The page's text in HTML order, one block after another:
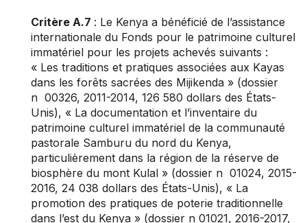
Critère A.7 : Le Kenya a bénéficié de l’assistance
internationale du Fonds pour le patrimoine culturel
immatériel pour les projets achevés suivants :
« Les traditions et pratiques associées aux Kayas
dans les forêts sacrées des Mijikenda » (dossier
n 00326, 2011-2014, 126 580 dollars des États-
Unis), « La documentation et l’inventaire du
patrimoine culturel immatériel de la communauté
pastorale Samburu du nord du Kenya,
particulièrement dans la région de la réserve de
biosphère du mont Kulal » (dossier n 01024, 2015-
2016, 24 038 dollars des États-Unis), « La
promotion des pratiques de poterie traditionnelle
dans l’est du Kenya » (dossier n 01021, 2016-2017,